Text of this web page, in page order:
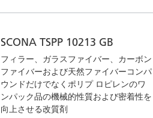
SCONA TSPP 10213 GB
フィラー、ガラスファイバー、カーボン
ファイバーおよび天然ファイバーコンパ
ウンドだけでなくポリプ ロピレンのワ
ンパック品の機械的性質および密着性を
向上させる改質剤